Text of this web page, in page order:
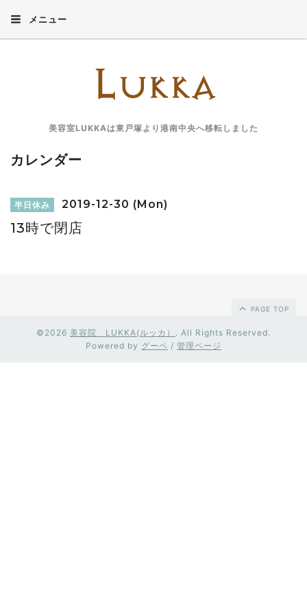
メニュー
美容室LUKKAは東戸塚より港南中央へ移転しました
カレンダー
半日休み 2019-12-30 (Mon)
13時で閉店
PAGE TOP
©2026 美容院 LUKKA(ルッカ） . All Rights Reserved.
Powered by グーペ / 管理ページ